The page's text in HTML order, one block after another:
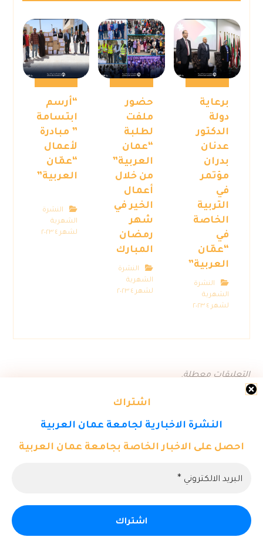
اشتراك
النشرة الاخبارية لجامعة عمان العربية
احصل على الاخبار الخاصة بجامعة عمان العربية
برعاية
دولة
الدكتور
عدنان
بدران
مؤتمر
في
التربية
الخاصة
في
“عمّان
العربية”
النشرة
الشهرية
لشهر ٤ ٢٠٢٣
حضور
ملفت
لطلبة
“عمان
العربية”
من خلال
أعمال
الخير في
شهر
رمضان
المبارك
النشرة
الشهرية
لشهر ٤ ٢٠٢٣
“أرسم
ابتسامة
” مبادرة
لأعمال
“عمّان
العربية”
النشرة
الشهرية
لشهر ٤ ٢٠٢٣
التعليقات معطلة.
© حقوق النشر ٢٠٢٦. كل الحقوق محفوظة لمركز تكنولوجيا المعلومات -